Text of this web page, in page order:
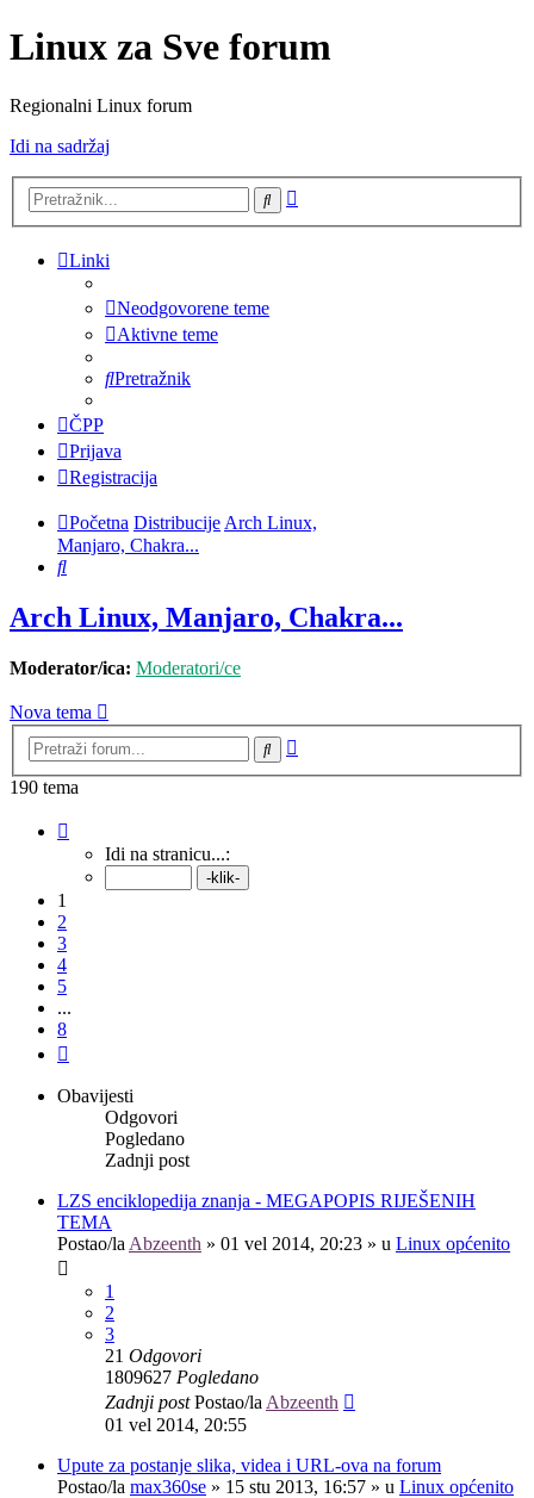
Linux za Sve forum
Regionalni Linux forum
Idi na sadržaj
Pretražnik
Linki
Neodgovorene teme
Aktivne teme
Pretražnik
ČPP
Prijava
Registracija
Početna DistribucijeArch Linux,
Manjaro, Chakra...
Pretražnik
Arch Linux, Manjaro, Chakra...
Moderator/ica: Moderatori/ce
Nova tema
Pretražnik
190 tema
8 Idi na stranicu...:
1
2
3
4
5
...
8
Obavijesti
Odgovori
Pogledano
Zadnji post
LZS enciklopedija znanja - MEGAPOPIS RIJEŠENIH
TEMA
Postao/la Abzeenth » 01 vel 2014, 20:23 » u Linux općenito
1
2
3
21 Odgovori
1809627 Pogledano
Zadnji postPostao/la Abzeenth
01 vel 2014, 20:55
Upute za postanje slika, videa i URL-ova na forum
Postao/la max360se » 15 stu 2013, 16:57 » u Linux općenito